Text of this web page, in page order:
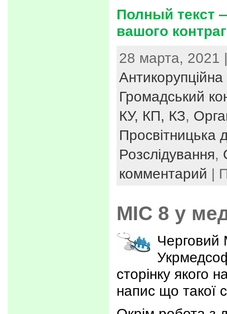
Полный текст
вашого
28 марта, 2021
Антикорупційна
Громадський
КУ, КП, КЗ,
Просвітницька
Розслідування,
комментарий |
МІС 8 у
сторінку якого
напис що такої